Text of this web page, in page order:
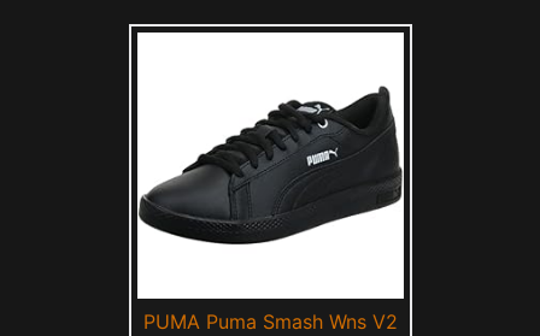
PUMA Puma Smash Wns V2